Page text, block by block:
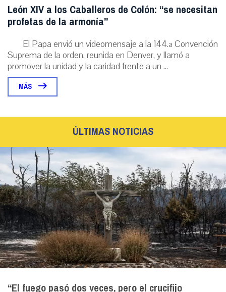
León XIV a los Caballeros de Colón: “se necesitan
profetas de la armonía”
El Papa envió un videomensaje a la 144.ª Convención
Suprema de la orden, reunida en Denver, y llamó a
promover la unidad y la caridad frente a un ...
MÁS
ÚLTIMAS NOTICIAS